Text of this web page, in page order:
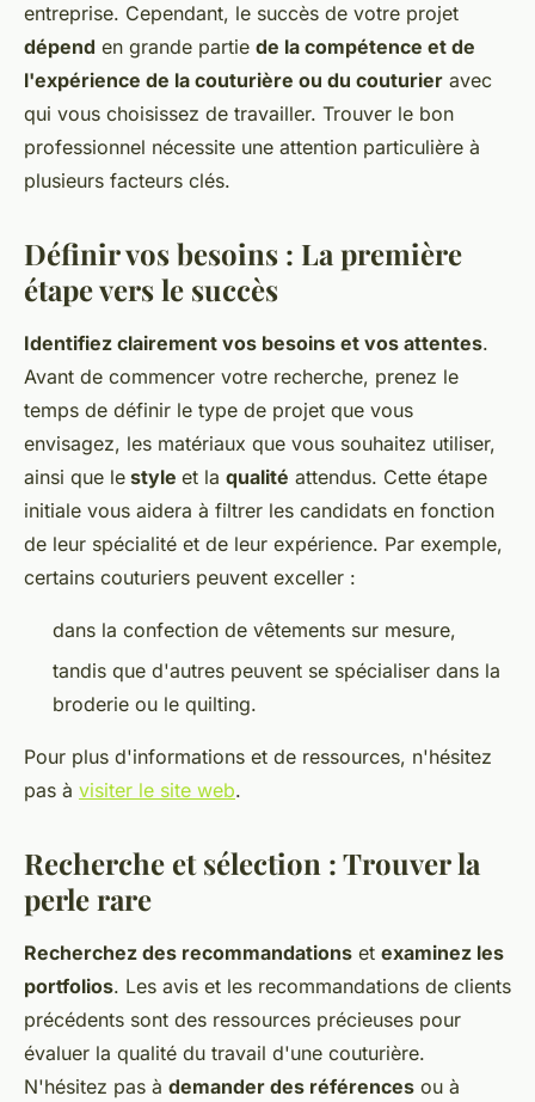
entreprise. Cependant, le succès de votre projet
dépend en grande partie de la compétence et de
l'expérience de la couturière ou du couturier avec
qui vous choisissez de travailler. Trouver le bon
professionnel nécessite une attention particulière à
plusieurs facteurs clés.
Définir vos besoins : La première
étape vers le succès
Identifiez clairement vos besoins et vos attentes.
Avant de commencer votre recherche, prenez le
temps de définir le type de projet que vous
envisagez, les matériaux que vous souhaitez utiliser,
ainsi que le style et la qualité attendus. Cette étape
initiale vous aidera à filtrer les candidats en fonction
de leur spécialité et de leur expérience. Par exemple,
certains couturiers peuvent exceller :
dans la confection de vêtements sur mesure,
tandis que d'autres peuvent se spécialiser dans la
broderie ou le quilting.
Pour plus d'informations et de ressources, n'hésitez
pas à visiter le site web.
Recherche et sélection : Trouver la
perle rare
Recherchez des recommandations et examinez les
portfolios. Les avis et les recommandations de clients
précédents sont des ressources précieuses pour
évaluer la qualité du travail d'une couturière.
N'hésitez pas à demander des références ou à